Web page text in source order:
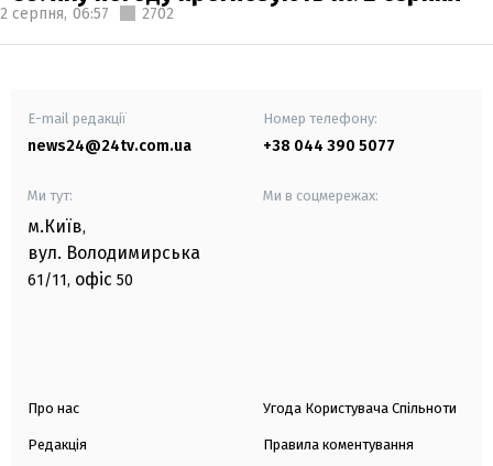
2 серпня, 06:57 2702
E-mail редакції
news24@24tv.com.ua
Номер телефону:
+38 044 390 5077
Ми тут:
м.Київ,
вул. Володимирська
61/11, офіс 50
Ми в соцмережах:
Про нас
Редакція
Угода Користувача Спільноти
Правила коментування